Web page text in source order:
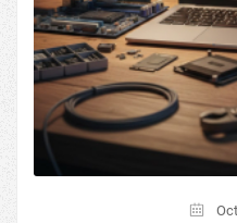
Oct